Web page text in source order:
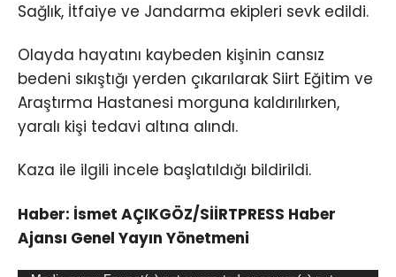
Sağlık, İtfaiye ve Jandarma ekipleri sevk edildi.
Olayda hayatını kaybeden kişinin cansız
bedeni sıkıştığı yerden çıkarılarak Siirt Eğitim ve
Araştırma Hastanesi morguna kaldırılırken,
yaralı kişi tedavi altına alındı.
Kaza ile ilgili incele başlatıldığı bildirildi.
Haber: İsmet AÇIKGÖZ/SİİRTPRESS Haber
Ajansı Genel Yayın Yönetmeni